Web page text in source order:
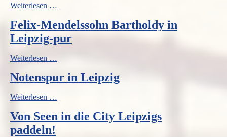
Weiterlesen …
machte
Druck
-
Letterpress
!
Felix-Mendelssohn Bartholdy in
Leipzig-pur
Weiterlesen …
Bartholdy
in
pur
Notenspur in Leipzig
Weiterlesen …
Leipzig
Von Seen in die City Leipzigs
paddeln!